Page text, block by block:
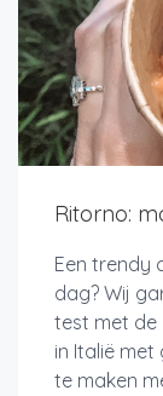
Ritorno:
Een trendy
dag? Wij
test met de
in Italië
te maken